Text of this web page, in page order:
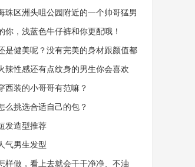
珠区洲头咀公园附近的一个帅哥猛男
你，浅蓝色牛仔裤和你更配哦！
是健美呢？没有完美的身材跟颜值都
么穿！
辣性感还有点纹身的男生你会喜欢
西装的小哥哥有范嘛？
么挑选合适自己的包？
发造型推荐
气男生发型
样做，看上去就会干干净净、不油